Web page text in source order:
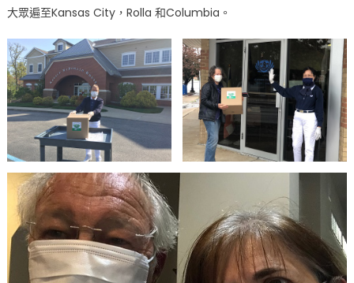
大眾遍至Kansas City，Rolla 和Columbia。